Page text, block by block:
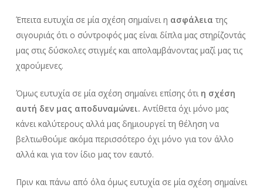
Έπειτα ευτυχία σε μία σχέση σημαίνει η ασφάλεια της
σιγουριάς ότι ο σύντροφός μας είναι δίπλα μας στηρίζοντάς
μας στις δύσκολες στιγμές και απολαμβάνοντας μαζί μας τις
χαρούμενες.
Όμως ευτυχία σε μία σχέση σημαίνει επίσης ότι η σχέση
αυτή δεν μας αποδυναμώνει. Αντίθετα όχι μόνο μας
κάνει καλύτερους αλλά μας δημιουργεί τη θέληση να
βελτιωθούμε ακόμα περισσότερο όχι μόνο για τον άλλο
αλλά και για τον ίδιο μας τον εαυτό.
Πριν και πάνω από όλα όμως ευτυχία σε μία σχέση σημαίνει